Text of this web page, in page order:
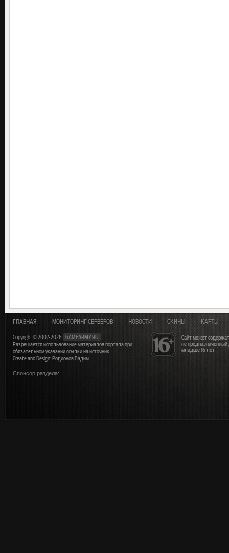
Сайт может
не
младше 16 лет
ГЛАВНАЯ МОНИТОРИНГ СЕРВЕРОВ НОВОСТИ СКИНЫ КАРТЫ
Copyright © 2007-2026
GAMEARMY.RU
Разрешается использование материалов портала при
обязательном указании ссылки на источник
Create and Design: Родионов Вадим
Спонсор раздела: